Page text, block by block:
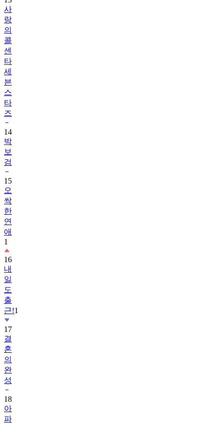
사
랑
의
콜
센
타
세
븐
스
타
즈
14
박
보
검
15
오
싹
한
연
애
1
16
내
일
도
출
근!1
17
결
혼
의
완
성
18
아
파